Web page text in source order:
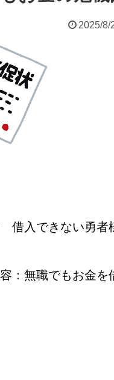
2025/8/
入できない勇者
：無職でもお金を